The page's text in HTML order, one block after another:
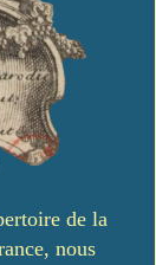
de la
nous